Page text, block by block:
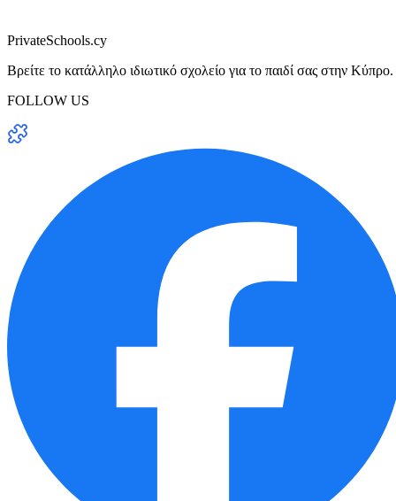
PrivateSchools.cy
Βρείτε το κατάλληλο ιδιωτικό σχολείο για το παιδί σας στην Κύπρο.
FOLLOW US